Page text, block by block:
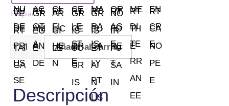
Limpiar
Añadir al carrito
Descripción